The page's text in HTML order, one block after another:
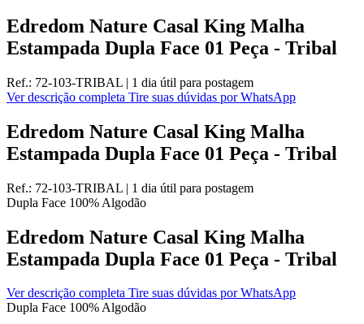
Edredom Nature Casal King Malha
Estampada Dupla Face 01 Peça - Tribal
Ref.: 72-103-TRIBAL | 1 dia útil para postagem
Ver descrição completa Tire suas dúvidas por WhatsApp
Edredom Nature Casal King Malha
Estampada Dupla Face 01 Peça - Tribal
Ref.: 72-103-TRIBAL | 1 dia útil para postagem
Dupla Face 100% Algodão
Edredom Nature Casal King Malha
Estampada Dupla Face 01 Peça - Tribal
Ver descrição completa Tire suas dúvidas por WhatsApp
Dupla Face 100% Algodão